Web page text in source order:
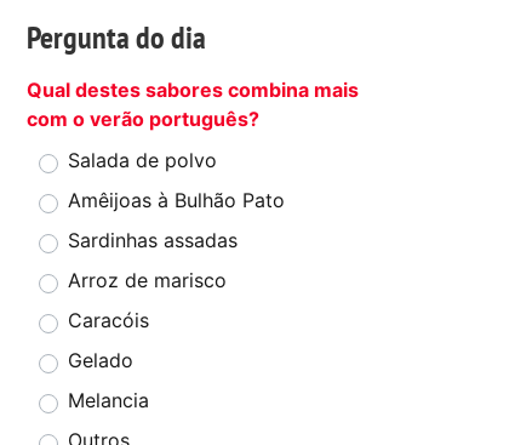
Pergunta do dia
Qual destes sabores combina mais
com o verão português?
Salada de polvo
Amêijoas à Bulhão Pato
Sardinhas assadas
Arroz de marisco
Caracóis
Gelado
Melancia